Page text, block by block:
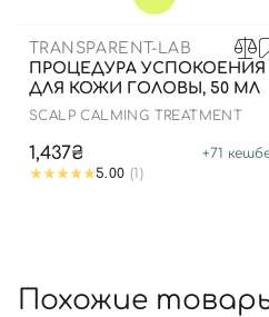
TRANSPARENT-LAB
ПРОЦЕДУРА УСПОКОЕНИЯ
ДЛЯ КОЖИ ГОЛОВЫ, 50 МЛ
SCALP CALMING TREATMENT
1,437₴ +71
5.00 (1)
Похожие